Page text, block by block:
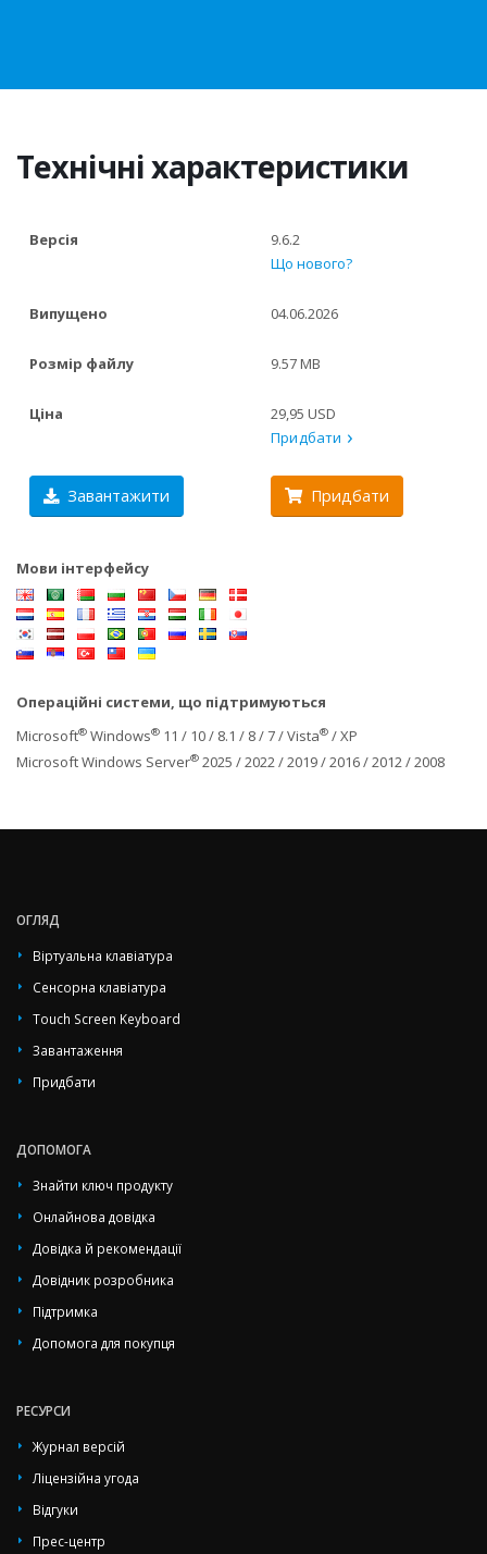
Технічні характеристики
Версія
9.6.2
Що нового?
Випущено 04.06.2026
Розмір файлу 9.57 MB
Ціна
29,95 USD
Придбати
Завантажити Придбати
Мови інтерфейсу
Операційні системи, що підтримуються
Microsoft® Windows® 11 / 10 / 8.1 / 8 / 7 / Vista® / XP
Microsoft Windows Server® 2025 / 2022 / 2019 / 2016 / 2012 / 2008
ОГЛЯД
Віртуальна клавіатура
Сенсорна клавіатура
Touch Screen Keyboard
Завантаження
Придбати
ДОПОМОГА
Знайти ключ продукту
Онлайнова довідка
Довідка й рекомендації
Довідник розробника
Підтримка
Допомога для покупця
РЕСУРСИ
Журнал версій
Ліцензійна угода
Відгуки
Прес-центр